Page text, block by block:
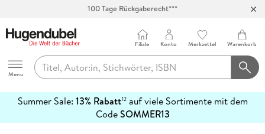
100 Tage Rückgaberecht***
Hugendubel
Menu
Filiale Konto Merkzettel Warenkorb
Summer Sale: 13% Rabatt12auf viele Sortimente mit dem
CodeSOMMER13
erfahren